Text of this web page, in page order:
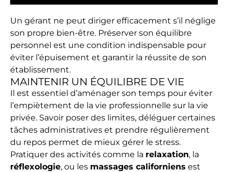
Un gérant ne peut diriger efficacement s’il néglige
son propre bien-être. Préserver son équilibre
personnel est une condition indispensable pour
éviter l’épuisement et garantir la réussite de son
établissement.
MAINTENIR UN ÉQUILIBRE DE VIE
Il est essentiel d’aménager son temps pour éviter
l’empiètement de la vie professionnelle sur la vie
privée. Savoir poser des limites, déléguer certaines
tâches administratives et prendre régulièrement
du repos permet de mieux gérer le stress.
Pratiquer des activités comme la relaxation, la
réflexologie, ou les massages californiens est